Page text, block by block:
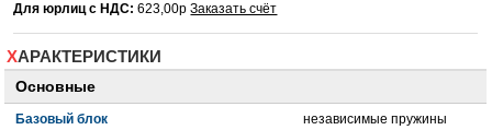
Для юрлиц с НДС: 623,00рЗаказать счёт
ХАРАКТЕРИСТИКИ
Основные
Базовый блок независимые пружины